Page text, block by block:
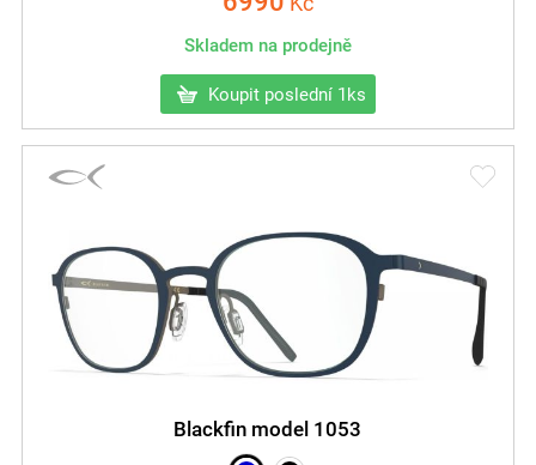
Skladem na prodejně
Koupit poslední 1ks
Blackfin model 1053